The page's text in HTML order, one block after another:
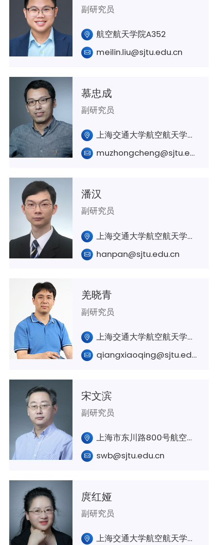
副研究员
航空航天学院A352
meilin.liu@sjtu.edu.cn
慕忠成
副研究员
上海交通大学航空航天学院A419
muzhongcheng@sjtu.edu.cn
潘汉
副研究员
上海交通大学航空航天学院A334
hanpan@sjtu.edu.cn
羌晓青
副研究员
上海交通大学航空航天学院A437室
qiangxiaoqing@sjtu.edu.cn
宋文滨
副研究员
上海市东川路800号航空航天学院A337室
swb@sjtu.edu.cn
庹红娅
副研究员
上海交通大学航空航天学院A331室